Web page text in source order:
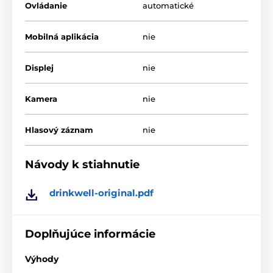
zlepšiť zdravie zvieratka je pitím väčšieho množstva
Pomocou patentovaného systému voľne padajúcej
Ovládanie automatické
Mobilná aplikácia nie
Displej nie
Kamera nie
Hlasový záznam nie
Návody k stiahnutie
drinkwell-original.pdf
Doplňujúce informácie
Výhody